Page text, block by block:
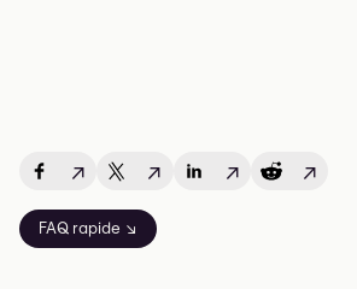
FAQ rapide ↘
↗ ↗ ↗ ↗